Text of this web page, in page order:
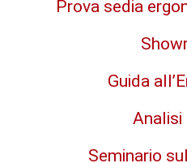
Prova sedia
Guida
Analisi
Seminario